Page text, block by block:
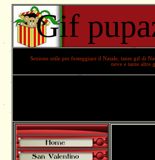
Gif
Sezione utile per festeggiare il Natale, tante gif di
nevee tante altre